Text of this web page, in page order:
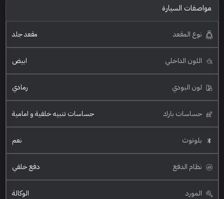
مواصفات السيارة
نوع المقعد مقعد جلد
اللون الداخلي ابيض
لون البودي رمادي
حساسات بارك حساسات تنبيه خلفية و امامية
بلوتوث نعم
نظام الدفع دفع خلفي
المورد الوكالة